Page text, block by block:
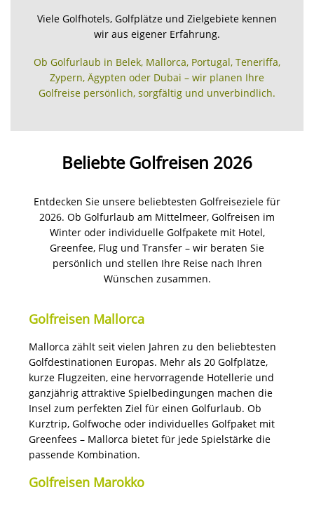
Viele Golfhotels, Golfplätze und Zielgebiete kennen
wir aus eigener Erfahrung.
Ob Golfurlaub in Belek, Mallorca, Portugal, Teneriffa,
Zypern, Ägypten oder Dubai – wir planen Ihre
Golfreise persönlich, sorgfältig und unverbindlich.
Beliebte Golfreisen 2026
Entdecken Sie unsere beliebtesten Golfreiseziele für
2026. Ob Golfurlaub am Mittelmeer, Golfreisen im
Winter oder individuelle Golfpakete mit Hotel,
Greenfee, Flug und Transfer – wir beraten Sie
persönlich und stellen Ihre Reise nach Ihren
Wünschen zusammen.
Golfreisen Mallorca
Mallorca zählt seit vielen Jahren zu den beliebtesten
Golfdestinationen Europas. Mehr als 20 Golfplätze,
kurze Flugzeiten, eine hervorragende Hotellerie und
ganzjährig attraktive Spielbedingungen machen die
Insel zum perfekten Ziel für einen Golfurlaub. Ob
Kurztrip, Golfwoche oder individuelles Golfpaket mit
Greenfees – Mallorca bietet für jede Spielstärke die
passende Kombination.
Golfreisen Marokko